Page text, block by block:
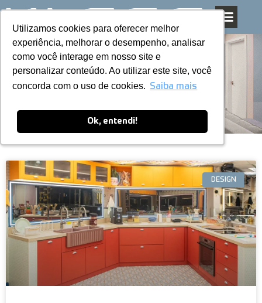
Utilizamos cookies para oferecer melhor
experiência, melhorar o desempenho, analisar
como você interage em nosso site e
personalizar conteúdo. Ao utilizar este site, você
concorda com o uso de cookies. Saiba mais
Ok, entendi!
Utilizamos cookies para oferecer melhor
experiência, melhorar o desempenho, analisar
como você interage em nosso site e
personalizar conteúdo. Ao utilizar este site, você
concorda com o uso de cookies. Saiba mais
Ok, entendi!
Pular
para
o
conteúdo
Blog
DESIGN